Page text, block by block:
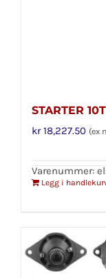
STARTER
kr18,227.50 (ex
Varenummer:
Legg i